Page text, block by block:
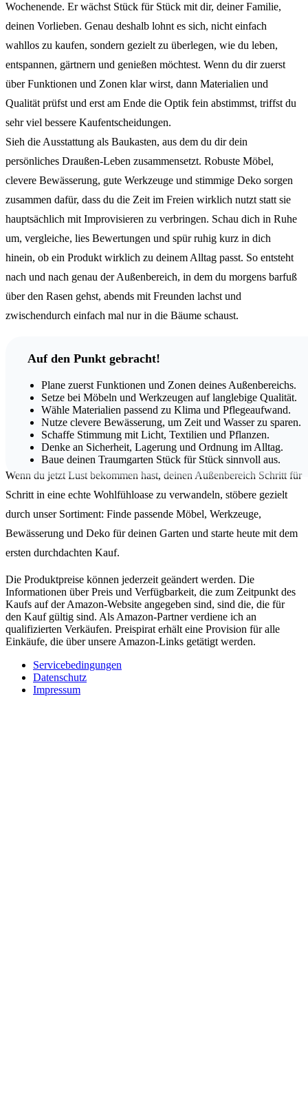
Wochenende. Er wächst Stück für Stück mit dir, deiner Familie,
deinen Vorlieben. Genau deshalb lohnt es sich, nicht einfach
wahllos zu kaufen, sondern gezielt zu überlegen, wie du leben,
entspannen, gärtnern und genießen möchtest. Wenn du dir zuerst
über Funktionen und Zonen klar wirst, dann Materialien und
Qualität prüfst und erst am Ende die Optik fein abstimmst, triffst du
sehr viel bessere Kaufentscheidungen.
Sieh die Ausstattung als Baukasten, aus dem du dir dein
persönliches Draußen-Leben zusammensetzt. Robuste Möbel,
clevere Bewässerung, gute Werkzeuge und stimmige Deko sorgen
zusammen dafür, dass du die Zeit im Freien wirklich nutzt statt sie
hauptsächlich mit Improvisieren zu verbringen. Schau dich in Ruhe
um, vergleiche, lies Bewertungen und spür ruhig kurz in dich
hinein, ob ein Produkt wirklich zu deinem Alltag passt. So entsteht
nach und nach genau der Außenbereich, in dem du morgens barfuß
über den Rasen gehst, abends mit Freunden lachst und
zwischendurch einfach mal nur in die Bäume schaust.
Auf den Punkt gebracht!
Plane zuerst Funktionen und Zonen deines Außenbereichs.
Setze bei Möbeln und Werkzeugen auf langlebige Qualität.
Wähle Materialien passend zu Klima und Pflegeaufwand.
Nutze clevere Bewässerung, um Zeit und Wasser zu sparen.
Schaffe Stimmung mit Licht, Textilien und Pflanzen.
Denke an Sicherheit, Lagerung und Ordnung im Alltag.
Baue deinen Traumgarten Stück für Stück sinnvoll aus.
Wenn du jetzt Lust bekommen hast, deinen Außenbereich Schritt für
Schritt in eine echte Wohlfühloase zu verwandeln, stöbere gezielt
durch unser Sortiment: Finde passende Möbel, Werkzeuge,
Bewässerung und Deko für deinen Garten und starte heute mit dem
ersten durchdachten Kauf.
Die Produktpreise können jederzeit geändert werden. Die
Informationen über Preis und Verfügbarkeit, die zum Zeitpunkt des
Kaufs auf der Amazon-Website angegeben sind, sind die, die für
den Kauf gültig sind. Als Amazon-Partner verdiene ich an
qualifizierten Verkäufen. Preispirat erhält eine Provision für alle
Einkäufe, die über unsere Amazon-Links getätigt werden.
Servicebedingungen
Datenschutz
Impressum